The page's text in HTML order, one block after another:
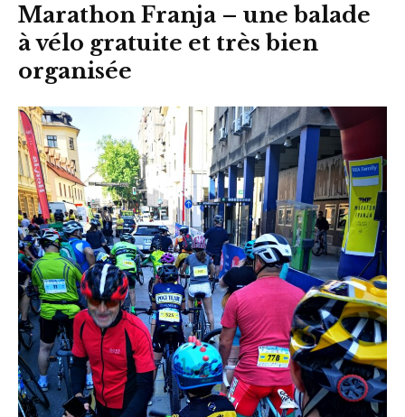
Marathon Franja – une balade
à vélo gratuite et très bien
organisée